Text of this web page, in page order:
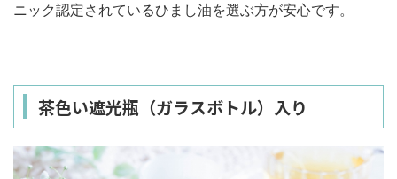
ニック認定されているひまし油を選ぶ方が安心です。
茶色い遮光瓶（ガラスボトル）入り